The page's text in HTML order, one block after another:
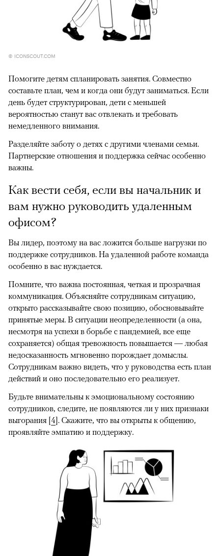
© ICONSCOUT.COM
Помогите детям спланировать занятия. Совместно
составьте план, чем и когда они будут заниматься. Если
день будет структурирован, дети с меньшей
вероятностью станут вас отвлекать и требовать
немедленного внимания.
Разделяйте заботу о детях с другими членами семьи.
Партнерские отношения и поддержка сейчас особенно
важны.
Как вести себя, если вы начальник и
вам нужно руководить удаленным
офисом?
Вы лидер, поэтому на вас ложится больше нагрузки по
поддержке сотрудников. На удаленной работе команда
особенно в вас нуждается.
Помните, что важна постоянная, четкая и прозрачная
коммуникация. Объясняйте сотрудникам ситуацию,
открыто рассказывайте свою позицию, обосновывайте
принятые меры. В ситуации неопределенности (а она,
несмотря на успехи в борьбе с пандемией, все еще
сохраняется) общая тревожность повышается — любая
недосказанность мгновенно порождает домыслы.
Сотрудникам важно видеть, что у руководства есть план
действий и оно последовательно его реализует.
Будьте внимательны к эмоциональному состоянию
сотрудников, следите, не появляются ли у них признаки
выгорания [4]. Скажите, что вы открыты к общению,
проявляйте эмпатию и поддержку.